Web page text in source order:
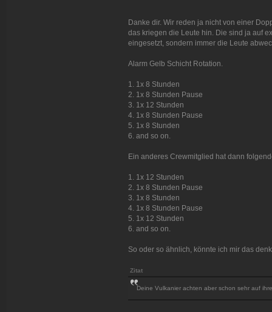
Danke dir. Wir reden ja nicht von einer
das kriegen die Leute hin. Die sind ja auf
eingesetzt, sondern immer die Leute
Alarm Gelb Schicht Rotation.
1. 1x 8 Stunden
2. 1x 8 Stunden Pause
3. 1x 12 Stunden
4. 1x 8 Stunden Pause
5. 1x 8 Stunden
6. and so on.
Ein anderes Crewmitglied hat dann
1. 1x 12 Stunden
2. 1x 8 Stunden Pause
3. 1x 8 Stunden
4. 1x 8 Stunden Pause
5. 1x 12 Stunden
6. and so on.
So oder so ähnlich, könnte ich mir das
Zitat
Deine Vulkanier achten aber schon sehr auf